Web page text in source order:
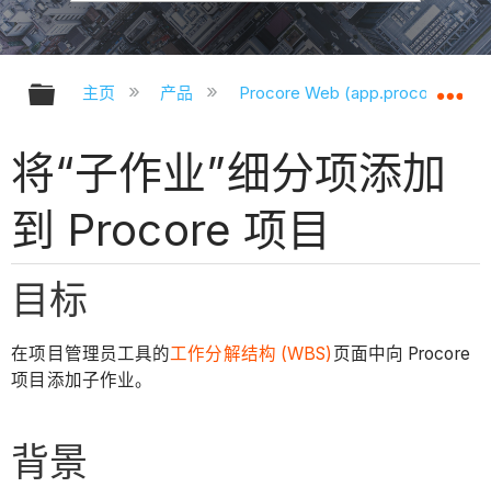
扩展/隐缩全局层次
主页 产品 Procore Web
将“子作业”细分项添加
到 Procore 项目
目标
在项目管理员工具的工作分解结构 (WBS) 页面中向 Procore
项目添加子作业。
背景